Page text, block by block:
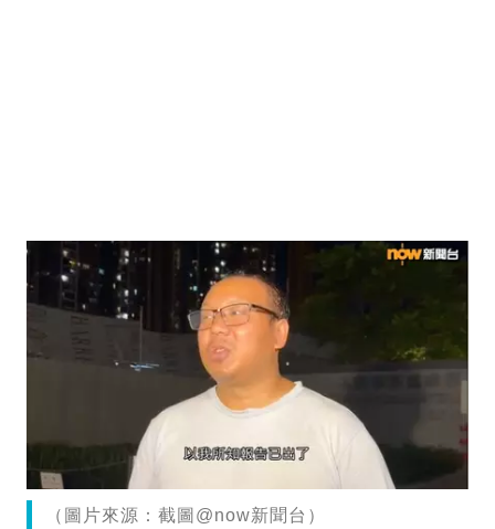
（圖片來源：截圖@now新聞台）